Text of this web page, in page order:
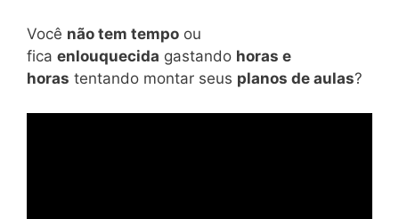
Você não tem tempo ou
fica enlouquecida gastando horas e
horas tentando montar seus planos de aulas?